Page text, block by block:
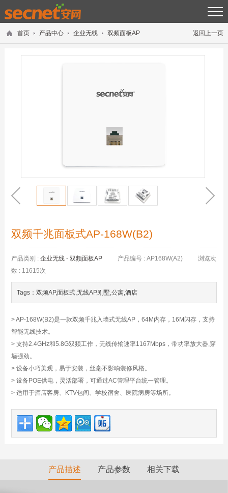
返回上一页
首页 产品中心 企业无线 双频面板AP
双频千兆面板式AP-168W(B2)
产品类别 : 企业无线- 双频面板AP 产品编号 : AP168W(A2)
浏览次
数 : 11615次
Tags：双频AP,面板式,无线AP,别墅,公寓,酒店
> AP-168W(B2)是一款双频千兆入墙式无线AP，64M内存，16M闪存，支持
智能无线技术。
> 支持2.4GHz和5.8G双频工作，无线传输速率1167Mbps，带功率放大器,穿
墙强劲。
> 设备小巧美观，易于安装，丝毫不影响装修风格。
> 设备POE供电，灵活部署，可通过AC管理平台统一管理。
> 适用于酒店客房、KTV包间、学校宿舍、医院病房等场所。
产品描述 产品参数 相关下载